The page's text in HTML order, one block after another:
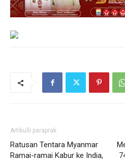
Artikulli paraprak
Ratusan Tentara Myanmar
Ramai-ramai Kabur ke India,